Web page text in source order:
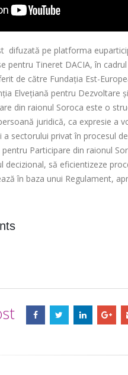
difuzată pe platforma
pentru Tineret DACIA, în
de către Fundația Est-
Elvețiană pentru Dezvoltare
din raionul Soroca este o
juridică, ca expresie a
a sectorului privat în procesul
Participare din raionul
decizional, să eficientizeze
în baza unui Regulament,